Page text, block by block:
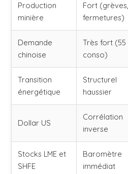
Production
minière
Fort (grèves,
fermetures)
Demande
chinoise
Très fort (55
conso)
Transition
énergétique
Structurel
haussier
Dollar US
Corrélation
inverse
Stocks LME et
SHFE
Baromètre
immédiat